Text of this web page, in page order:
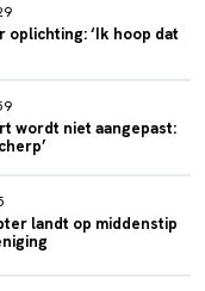
‘Ik hoop dat
wordt niet aangepast:
landt op middenstip